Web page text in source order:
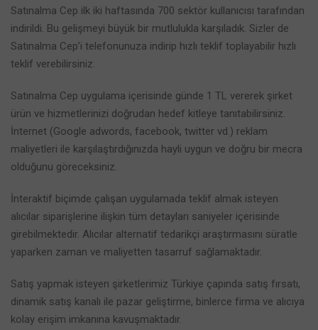
Satınalma Cep ilk iki haftasında 700 sektör kullanıcısı tarafından
indirildi. Bu gelişmeyi büyük bir mutlulukla karşıladık. Sizler de
Satınalma Cep’i telefonunuza indirip hızlı teklif toplayabilir hızlı
teklif verebilirsiniz.
Satınalma Cep uygulama içerisinde günde 1 TL vererek şirket
ürün ve hizmetlerinizi doğrudan hedef kitleye tanıtabilirsiniz.
İnternet (Google adwords, facebook, twitter vd.) reklam
maliyetleri ile karşılaştırdığınızda hayli uygun ve doğru bir mecra
olduğunu göreceksiniz.
İnteraktif biçimde çalışan uygulamada teklif almak isteyen
alıcılar siparişlerine ilişkin tüm detayları saniyeler içerisinde
girebilmektedir. Alıcılar alternatif tedarikçi araştırmasını süratle
yaparken zaman ve maliyetten tasarruf sağlamaktadır.
Satış yapmak isteyen şirketlerimiz Türkiye çapında satış fırsatı,
dinamik satış kanalı ile pazar geliştirme, binlerce firma ve alıcıya
kolay erişim imkanına kavuşmaktadır.